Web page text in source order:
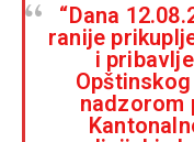
“Dana
ranije
i
nadzorom